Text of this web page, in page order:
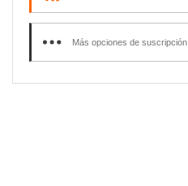
Más opciones de suscripción